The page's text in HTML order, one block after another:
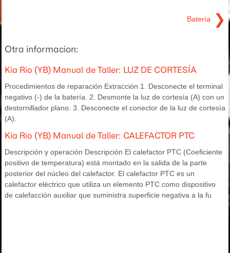
Batería ❯
Otra informacion:
Kia Rio (YB) Manual de Taller: LUZ DE CORTESÍA
Procedimientos de reparación Extracción 1. Desconecte el terminal
negativo (-) de la batería. 2. Desmonte la luz de cortesía (A) con un
destornillador plano. 3. Desconecte el conector de la luz de cortesía
(A).
Kia Rio (YB) Manual de Taller: CALEFACTOR PTC
Descripción y operación Descripción El calefactor PTC (Coeficiente
positivo de temperatura) está montado en la salida de la parte
posterior del núcleo del calefactor. El calefactor PTC es un
calefactor eléctrico que utiliza un elemento PTC como dispositivo
de calefacción auxiliar que suministra superficie negativa a la fu